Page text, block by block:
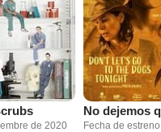
de 2020